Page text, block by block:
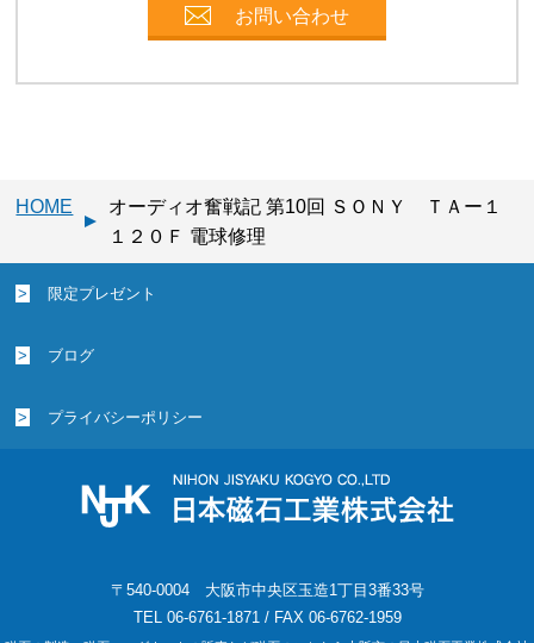
お問い合わせ
HOME
オーディオ奮戦記 第10回 ＳＯＮＹ ＴＡー１
１２０Ｆ 電球修理
限定プレゼント
ブログ
プライバシーポリシー
〒540-0004 大阪市中央区玉造1丁目3番33号
TEL 06-6761-1871 / FAX 06-6762-1959